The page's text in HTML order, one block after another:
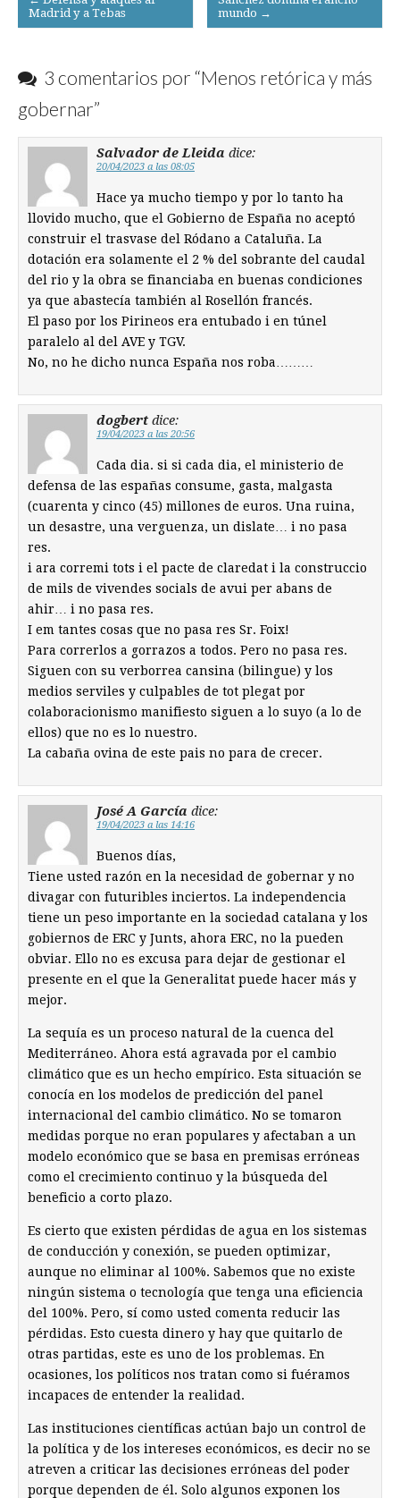
navigation
Madrid y a Tebas
mundo →
3 comentarios por “Menos retórica y más
gobernar”
Salvador de Lleida dice:
20/04/2023 a las 08:05
Hace ya mucho tiempo y por lo tanto ha
llovido mucho, que el Gobierno de España no aceptó
construir el trasvase del Ródano a Cataluña. La
dotación era solamente el 2 % del sobrante del caudal
del rio y la obra se financiaba en buenas condiciones
ya que abastecía también al Rosellón francés.
El paso por los Pirineos era entubado i en túnel
paralelo al del AVE y TGV.
No, no he dicho nunca España nos roba………
dogbert dice:
19/04/2023 a las 20:56
Cada dia. si si cada dia, el ministerio de
defensa de las españas consume, gasta, malgasta
(cuarenta y cinco (45) millones de euros. Una ruina,
un desastre, una verguenza, un dislate… i no pasa
res.
i ara corremi tots i el pacte de claredat i la construccio
de mils de vivendes socials de avui per abans de
ahir… i no pasa res.
I em tantes cosas que no pasa res Sr. Foix!
Para correrlos a gorrazos a todos. Pero no pasa res.
Siguen con su verborrea cansina (bilingue) y los
medios serviles y culpables de tot plegat por
colaboracionismo manifiesto siguen a lo suyo (a lo de
ellos) que no es lo nuestro.
La cabaña ovina de este pais no para de crecer.
José A García dice:
19/04/2023 a las 14:16
Buenos días,
Tiene usted razón en la necesidad de gobernar y no
divagar con futuribles inciertos. La independencia
tiene un peso importante en la sociedad catalana y los
gobiernos de ERC y Junts, ahora ERC, no la pueden
obviar. Ello no es excusa para dejar de gestionar el
presente en el que la Generalitat puede hacer más y
mejor.
La sequía es un proceso natural de la cuenca del
Mediterráneo. Ahora está agravada por el cambio
climático que es un hecho empírico. Esta situación se
conocía en los modelos de predicción del panel
internacional del cambio climático. No se tomaron
medidas porque no eran populares y afectaban a un
modelo económico que se basa en premisas erróneas
como el crecimiento continuo y la búsqueda del
beneficio a corto plazo.
Es cierto que existen pérdidas de agua en los sistemas
de conducción y conexión, se pueden optimizar,
aunque no eliminar al 100%. Sabemos que no existe
ningún sistema o tecnología que tenga una eficiencia
del 100%. Pero, sí como usted comenta reducir las
pérdidas. Esto cuesta dinero y hay que quitarlo de
otras partidas, este es uno de los problemas. En
ocasiones, los políticos nos tratan como si fuéramos
incapaces de entender la realidad.
Las instituciones científicas actúan bajo un control de
la política y de los intereses económicos, es decir no se
atreven a criticar las decisiones erróneas del poder
porque dependen de él. Solo algunos exponen los